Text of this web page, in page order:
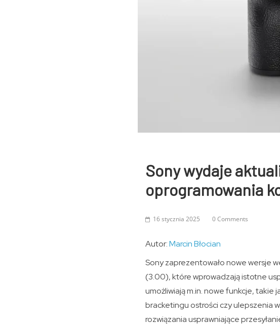
Sony wydaje
oprogramowania
16 stycznia 2025 0 Comments
Autor:Marcin Błocian
Sony zaprezentowało nowe wersje
(3.00), które wprowadzają istotne
umożliwiają m.in. nowe funkcje, takie
bracketingu ostrości czy ulepszenia
rozwiązania usprawniające